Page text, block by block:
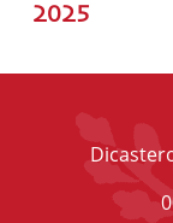
2025